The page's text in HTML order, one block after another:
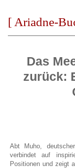
[ Ariadne-
Das
zurück:
Abt Muho,
verbindet auf
Positionen und zeigt